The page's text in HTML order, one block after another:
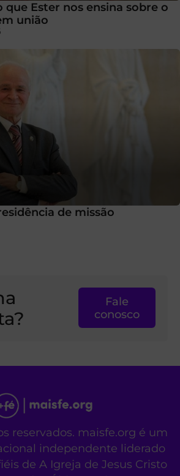
que Ester nos ensina sobre o
união
de missão
Fale
conosco
reservados. maisfe.org é um
independente liderado
de A Igreja de Jesus Cristo